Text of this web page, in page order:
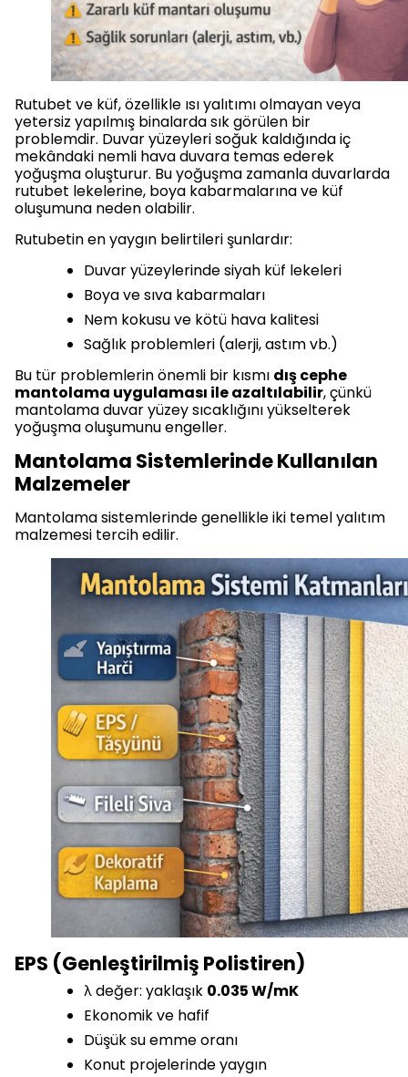
Rutubet ve küf, özellikle ısı yalıtımı olmayan veya
yetersiz yapılmış binalarda sık görülen bir
problemdir. Duvar yüzeyleri soğuk kaldığında iç
mekândaki nemli hava duvara temas ederek
yoğuşma oluşturur. Bu yoğuşma zamanla duvarlarda
rutubet lekelerine, boya kabarmalarına ve küf
oluşumuna neden olabilir.
Rutubetin en yaygın belirtileri şunlardır:
Duvar yüzeylerinde siyah küf lekeleri
Boya ve sıva kabarmaları
Nem kokusu ve kötü hava kalitesi
Sağlık problemleri (alerji, astım vb.)
Bu tür problemlerin önemli bir kısmı dış cephe
mantolama uygulaması ile azaltılabilir, çünkü
mantolama duvar yüzey sıcaklığını yükselterek
yoğuşma oluşumunu engeller.
Mantolama Sistemlerinde Kullanılan
Malzemeler
Mantolama sistemlerinde genellikle iki temel yalıtım
malzemesi tercih edilir.
EPS (Genleştirilmiş Polistiren)
λ değer: yaklaşık 0.035 W/mK
Ekonomik ve hafif
Düşük su emme oranı
Konut projelerinde yaygın